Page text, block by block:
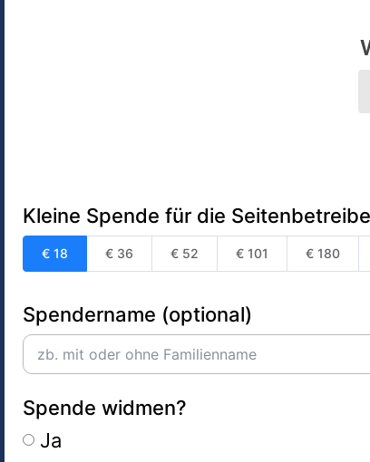
Kleine Spende für die
€ 18 € 36 € 52 € 101 € 180
Spendername (optional)
Spende widmen?
Ja